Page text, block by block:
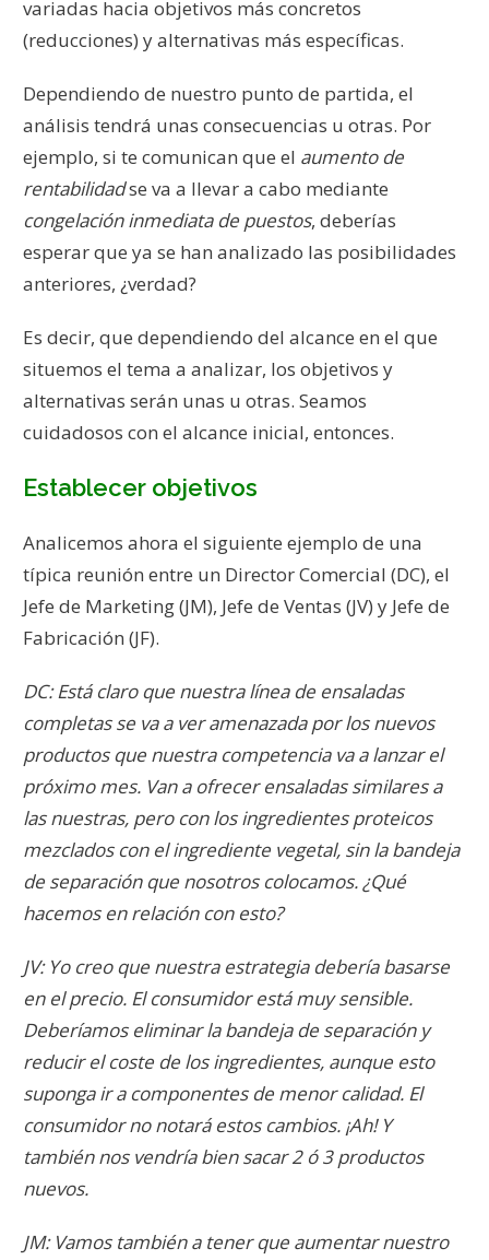
variadas hacia objetivos más concretos
(reducciones) y alternativas más específicas.
Dependiendo de nuestro punto de partida, el
análisis tendrá unas consecuencias u otras. Por
ejemplo, si te comunican que el aumento de
rentabilidadse va a llevar a cabo mediante
congelación inmediata de puestos, deberías
esperar que ya se han analizado las posibilidades
anteriores, ¿verdad?
Es decir, que dependiendo del alcance en el que
situemos el tema a analizar, los objetivos y
alternativas serán unas u otras. Seamos
cuidadosos con el alcance inicial, entonces.
Establecer objetivos
Analicemos ahora el siguiente ejemplo de una
típica reunión entre un Director Comercial (DC), el
Jefe de Marketing (JM), Jefe de Ventas (JV) y Jefe de
Fabricación (JF).
DC: Está claro que nuestra línea de ensaladas
completas se va a ver amenazada por los nuevos
productos que nuestra competencia va a lanzar el
próximo mes. Van a ofrecer ensaladas similares a
las nuestras, pero con los ingredientes proteicos
mezclados con el ingrediente vegetal, sin la bandeja
de separación que nosotros colocamos. ¿Qué
hacemos en relación con esto?
JV: Yo creo que nuestra estrategia debería basarse
en el precio. El consumidor está muy sensible.
Deberíamos eliminar la bandeja de separación y
reducir el coste de los ingredientes, aunque esto
suponga ir a componentes de menor calidad. El
consumidor no notará estos cambios. ¡Ah! Y
también nos vendría bien sacar 2 ó 3 productos
nuevos.
JM: Vamos también a tener que aumentar nuestro